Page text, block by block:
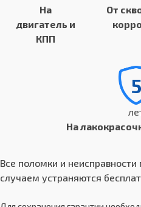
На
двигатель и
КПП
От
5
На
Все поломки и
случаем устраняются